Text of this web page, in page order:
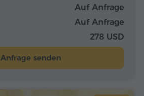
Auf Anfrage
Auf Anfrage
278 USD
Anfrage senden